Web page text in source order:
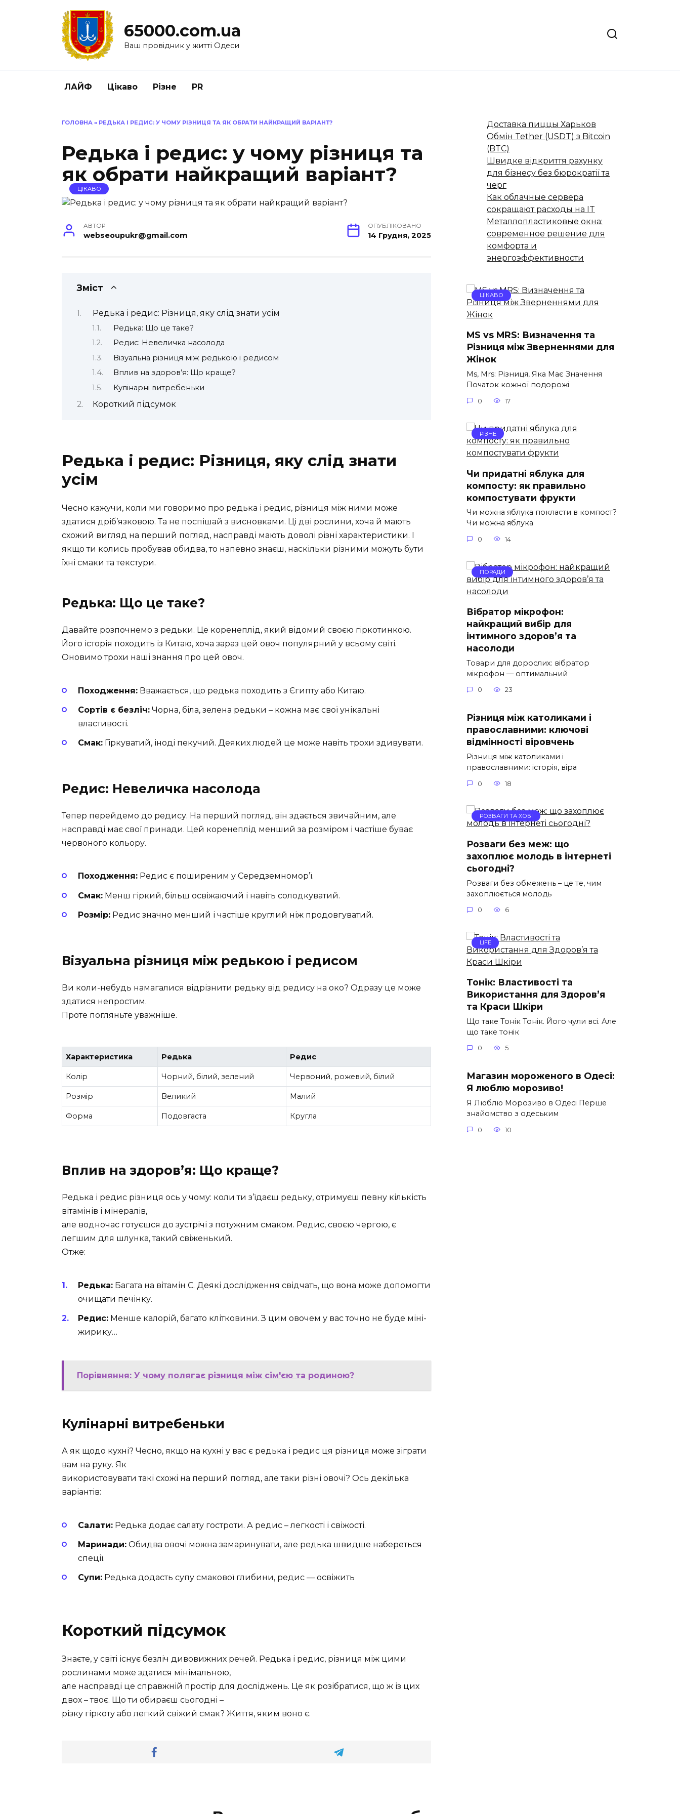
65000.com.ua
Ваш провідник у житті Одеси
ЛАЙФ Цікаво Різне PR
ГОЛОВНА » РЕДЬКА І РЕДИС: У ЧОМУ РІЗНИЦЯ ТА ЯК ОБРАТИ НАЙКРАЩИЙ ВАРІАНТ?
Редька і редис: у чому різниця та
як обрати найкращий варіант?
ЦІКАВО
АВТОР
webseoupukr@gmail.com
ОПУБЛІКОВАНО
14 Грудня, 2025
Зміст
Редька і редис: Різниця, яку слід знати усім
Редька: Що це таке?
Редис: Невеличка насолода
Візуальна різниця між редькою і редисом
Вплив на здоров’я: Що краще?
Кулінарні витребеньки
Короткий підсумок
Редька і редис: Різниця, яку слід знати
усім
Чесно кажучи, коли ми говоримо про редька і редис, різниця між ними може
здатися дріб’язковою. Та не поспішай з висновками. Ці дві рослини, хоча й мають
схожий вигляд на перший погляд, насправді мають доволі різні характеристики. І
якщо ти колись пробував обидва, то напевно знаєш, наскільки різними можуть бути
їхні смаки та текстури.
Редька: Що це таке?
Давайте розпочнемо з редьки. Це коренеплід, який відомий своєю гіркотинкою.
Його історія походить із Китаю, хоча зараз цей овоч популярний у всьому світі.
Оновимо трохи наші знання про цей овоч.
Походження: Вважається, що редька походить з Єгипту або Китаю.
Сортів є безліч: Чорна, біла, зелена редьки – кожна має свої унікальні
властивості.
Смак: Гіркуватий, іноді пекучий. Деяких людей це може навіть трохи здивувати.
Редис: Невеличка насолода
Тепер перейдемо до редису. На перший погляд, він здається звичайним, але
насправді має свої принади. Цей коренеплід менший за розміром і частіше буває
червоного кольору.
Походження: Редис є поширеним у Середземномор’ї.
Смак: Менш гіркий, більш освіжаючий і навіть солодкуватий.
Розмір: Редис значно менший і частіше круглий ніж продовгуватий.
Візуальна різниця між редькою і редисом
Ви коли-небудь намагалися відрізнити редьку від редису на око? Одразу це може
здатися непростим.
Проте погляньте уважніше.
Характеристика Редька Редис
Колір Чорний, білий, зелений Червоний, рожевий, білий
Розмір Великий Малий
Форма Подовгаста Кругла
Вплив на здоров’я: Що краще?
Редька і редис різниця ось у чому: коли ти з’їдаєш редьку, отримуєш певну кількість
вітамінів і мінералів,
але водночас готуєшся до зустрічі з потужним смаком. Редис, своєю чергою, є
легшим для шлунка, такий свіженький.
Отже:
Редька: Багата на вітамін С. Деякі дослідження свідчать, що вона може допомогти
очищати печінку.
Редис: Менше калорій, багато клітковини. З цим овочем у вас точно не буде міні-
жирику…
Порівняння: У чому полягає різниця між сім'єю та родиною?
Кулінарні витребеньки
А як щодо кухні? Чесно, якщо на кухні у вас є редька і редис ця різниця може зіграти
вам на руку. Як
використовувати такі схожі на перший погляд, але таки різні овочі? Ось декілька
варіантів:
Салати: Редька додає салату гостроти. А редис – легкості і свіжості.
Маринади: Обидва овочі можна замаринувати, але редька швидше набереться
спеції.
Супи: Редька додасть супу смакової глибини, редис — освіжить
Короткий підсумок
Знаєте, у світі існує безліч дивовижних речей. Редька і редис, різниця між цими
рослинами може здатися мінімальною,
але насправді це справжній простір для досліджень. Це як розібратися, що ж із цих
двох – твоє. Що ти обираєш сьогодні –
різку гіркоту або легкий свіжий смак? Життя, яким воно є.
Доставка пиццы Харьков
Обмін Tether (USDT) з Bitcoin
(BTC)
Швидке відкриття рахунку
для бізнесу без бюрократії та
черг
Как облачные сервера
сокращают расходы на IT
Металлопластиковые окна:
современное решение для
комфорта и
энергоэффективности
ЦІКАВО
MS vs MRS: Визначення та
Різниця між Зверненнями для
Жінок
Ms, Mrs: Різниця, Яка Має Значення
Початок кожної подорожі
0 17
РІЗНЕ
Чи придатні яблука для
компосту: як правильно
компостувати фрукти
Чи можна яблука покласти в компост?
Чи можна яблука
0 14
ПОРАДИ
Вібратор мікрофон:
найкращий вибір для
інтимного здоров’я та
насолоди
Товари для дорослих: вібратор
мікрофон — оптимальний
0 23
Різниця між католиками і
православними: ключові
відмінності віровчень
Різниця між католиками і
православними: історія, віра
0 18
РОЗВАГИ ТА ХОБІ
Розваги без меж: що
захоплює молодь в інтернеті
сьогодні?
Розваги без обмежень – це те, чим
захоплюється молодь
0 6
LIFE
Тонік: Властивості та
Використання для Здоров’я
та Краси Шкіри
Що таке Тонік Тонік. Його чули всі. Але
що таке тонік
0 5
Магазин мороженого в Одесі:
Я люблю морозиво!
Я Люблю Морозиво в Одесі Перше
знайомство з одеським
0 10